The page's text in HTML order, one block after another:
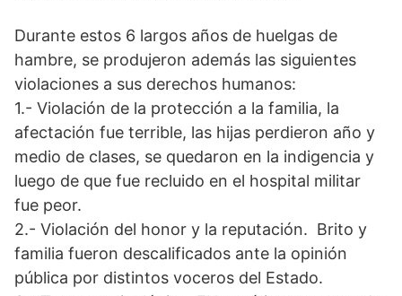
Durante estos 6 largos años de huelgas de
hambre, se produjeron además las siguientes
violaciones a sus derechos humanos:
1.- Violación de la protección a la familia, la
afectación fue terrible, las hijas perdieron año y
medio de clases, se quedaron en la indigencia y
luego de que fue recluido en el hospital militar
fue peor.
2.- Violación del honor y la reputación. Brito y
familia fueron descalificados ante la opinión
pública por distintos voceros del Estado.